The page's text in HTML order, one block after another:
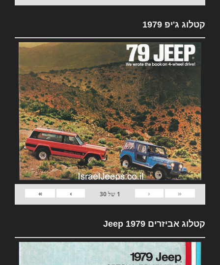
קטלוג ג'יפ 1979
«
‹
1 של30
›
»
קטלוג אביזרים 1979 Jeep